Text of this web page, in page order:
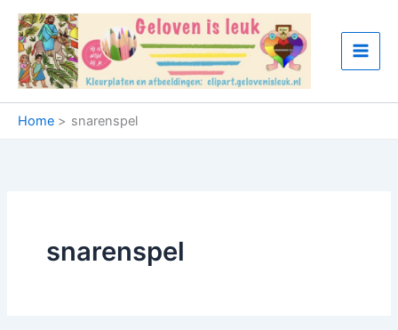
naar
inhoud
Home snarenspel
snarenspel